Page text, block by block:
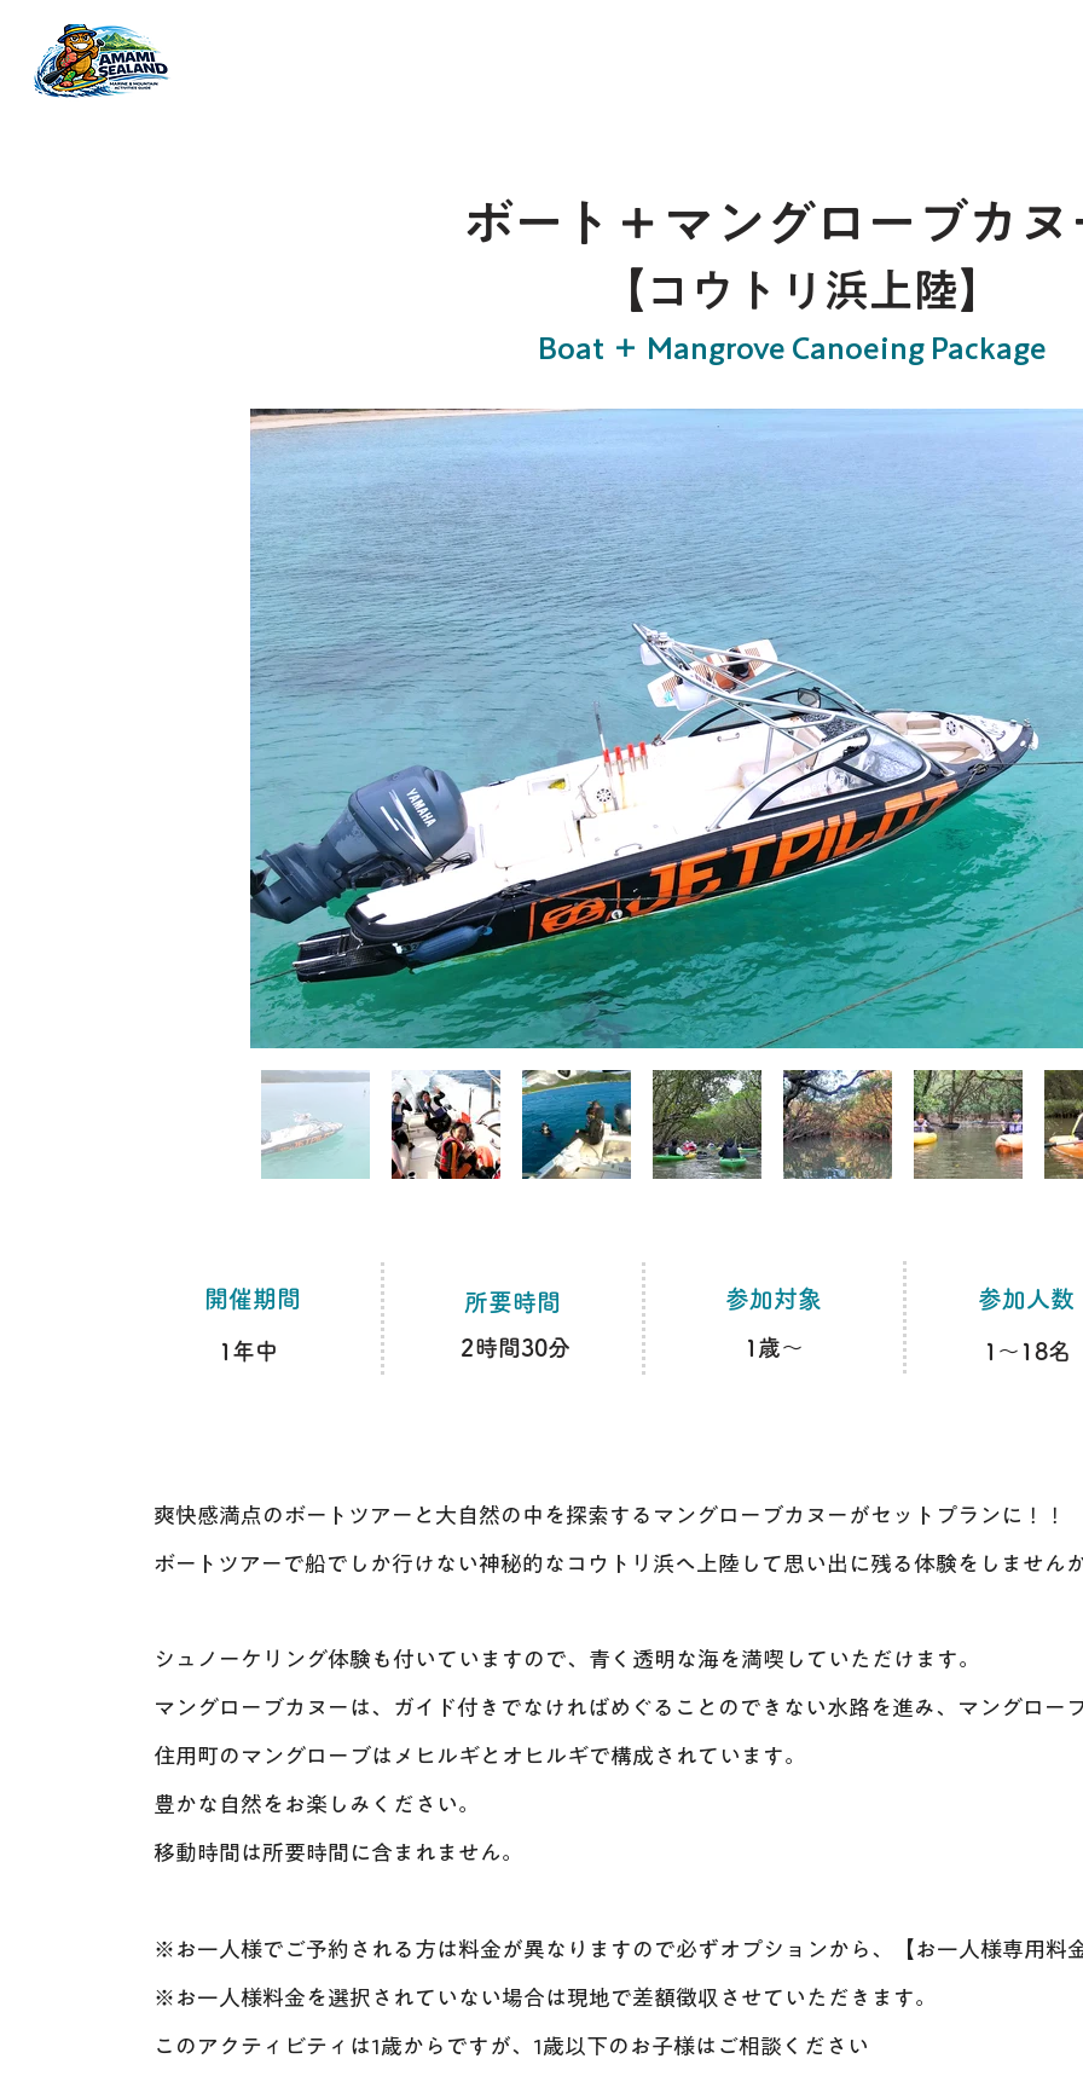
ボート＋マングローブカヌ
【コウトリ浜上陸】
Boat ＋ Mangrove Canoeing Package
​開催期間
1年中
​所要時間
2時間30分
​参加対象
​1歳～
​参加人数
​1～18名
爽快感満点のボートツアーと大自然の中を探索するマングローブカヌーがセットプランに！！
ボートツアーで船でしか行けない神秘的なコウトリ浜へ上陸して思い出に残る体験をしません
シュノーケリング体験も付いていますので、青く透明な海を満喫していただけます。
マングローブカヌーは、ガイド付きでなければめぐることのできない水路を進み、マングロー
住用町のマングローブはメヒルギとオヒルギで構成されています。
豊かな自然をお楽しみください。
移動時間は所要時間に含まれません。
※お一人様でご予約される方は料金が異なりますので必ずオプションから、【お一人様専用料
※お一人様料金を選択されていない場合は現地で差額徴収させていただきます。
このアクティビティは1歳からですが、1歳以下のお子様はご相談ください